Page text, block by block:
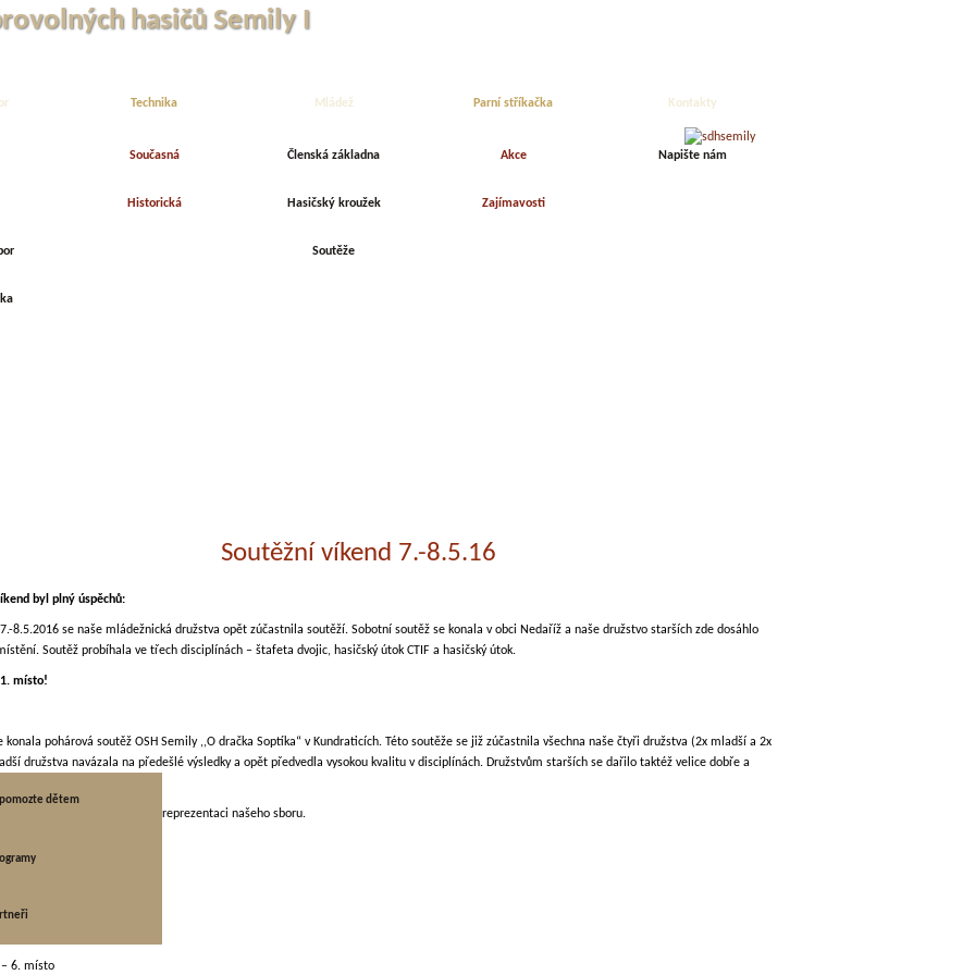
Technika
Současná
Historická
Mládež
Členská základna
Hasičský kroužek
Soutěže
Parní stříkačka
Akce
Zajímavosti
Kontakty
Napište nám
hasičů Semily I
Soutěžní víkend 7.-8.5.16
byl plný úspěchů:
8.5.2016 se naše mládežnická družstva opět zúčastnila soutěží. Sobotní soutěž se konala v obci Nedaříž a naše družstvo starších zde dosáhlo
Soutěž probíhala ve třech disciplínách – štafeta dvojic, hasičský útok CTIF a hasičský útok.
místo!
konala pohárová soutěž OSH Semily ,,O dračka Soptíka“ v Kundraticích. Této soutěže se již zúčastnila všechna naše čtyři družstva (2x mladší a 2x
družstva navázala na předešlé výsledky a opět předvedla vysokou kvalitu v disciplínách. Družstvům starších se dařilo taktéž velice dobře a
jim tímto za skvělé výsledky a reprezentaci našeho sboru.
– 6. místo
dětem
pomozte dětem